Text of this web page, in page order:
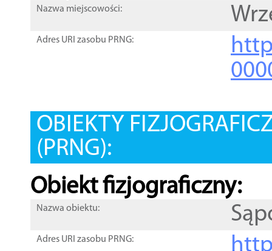
Nazwa miejscowości:
Adres URI zasobu PRNG:
OBIEKTY
(PRNG):
Obiekt fizjograficzny:
Nazwa obiektu:
Adres URI zasobu PRNG: